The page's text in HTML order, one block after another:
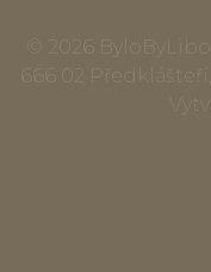
© 2026
666 02